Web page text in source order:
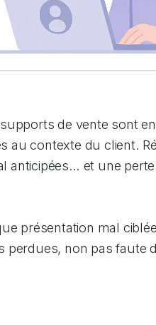
de vente sont
au contexte du client.
anticipées… et une perte
présentation mal
perdues, non pas faute